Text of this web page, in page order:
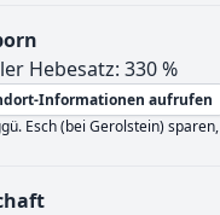
Hebesatz: 330 %
Informationen aufrufen
Esch (bei Gerolstein) sparen,